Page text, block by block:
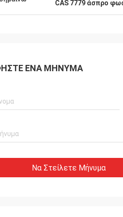
CAS 7779 άσπρο
ΈΝΑ ΜΉΝΥΜΑ
Να Στείλετε Μήνυμα